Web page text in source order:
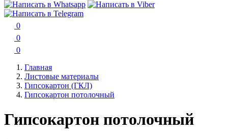
0
0
0
Главная
Листовые материалы
Гипсокартон (ГКЛ)
Гипсокартон потолочный
Гипсокартон потолочный